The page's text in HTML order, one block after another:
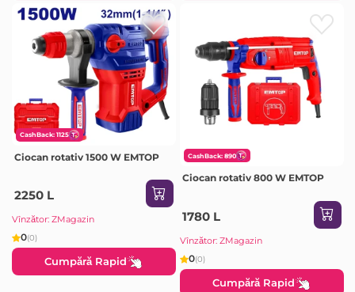
CashBack: 1125
Ciocan rotativ 1500 W EMTOP
2250 L
Vînzător: ZMagazin
0(0)
Cumpără Rapid
CashBack: 890
Ciocan rotativ 800 W EMTOP
1780 L
Vînzător: ZMagazin
0(0)
Cumpără Rapid